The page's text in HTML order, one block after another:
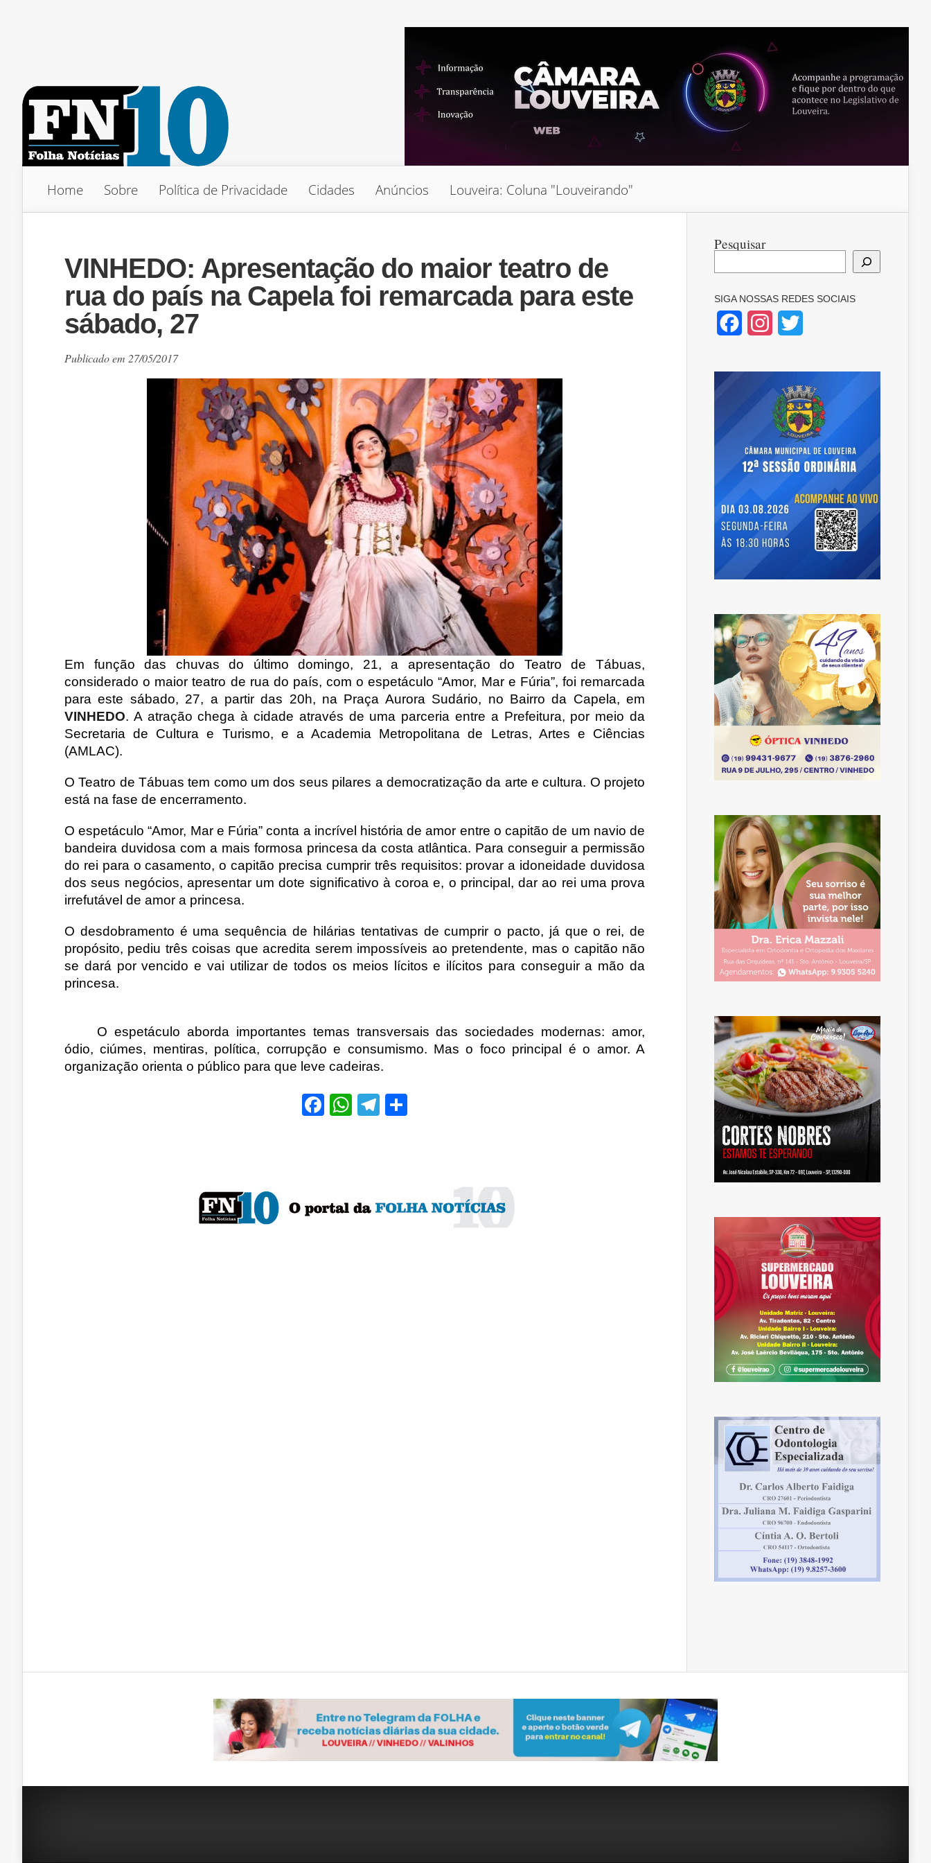
Home Sobre Política de Privacidade Cidades Anúncios Louveira: Coluna "Louveirando"
VINHEDO: Apresentação do maior teatro de
rua do país na Capela foi remarcada para este
sábado, 27
Publicado em 27/05/2017
Em função das chuvas do último domingo, 21, a apresentação do Teatro de Tábuas,
considerado o maior teatro de rua do país, com o espetáculo “Amor, Mar e Fúria”, foi remarcada
para este sábado, 27, a partir das 20h, na Praça Aurora Sudário, no Bairro da Capela, em
VINHEDO. A atração chega à cidade através de uma parceria entre a Prefeitura, por meio da
Secretaria de Cultura e Turismo, e a Academia Metropolitana de Letras, Artes e Ciências
(AMLAC).
O Teatro de Tábuas tem como um dos seus pilares a democratização da arte e cultura. O projeto
está na fase de encerramento.
O espetáculo “Amor, Mar e Fúria” conta a incrível história de amor entre o capitão de um navio de
bandeira duvidosa com a mais formosa princesa da costa atlântica. Para conseguir a permissão
do rei para o casamento, o capitão precisa cumprir três requisitos: provar a idoneidade duvidosa
dos seus negócios, apresentar um dote significativo à coroa e, o principal, dar ao rei uma prova
irrefutável de amor a princesa.
O desdobramento é uma sequência de hilárias tentativas de cumprir o pacto, já que o rei, de
propósito, pediu três coisas que acredita serem impossíveis ao pretendente, mas o capitão não
se dará por vencido e vai utilizar de todos os meios lícitos e ilícitos para conseguir a mão da
princesa.
O espetáculo aborda importantes temas transversais das sociedades modernas: amor,
ódio, ciúmes, mentiras, política, corrupção e consumismo. Mas o foco principal é o amor. A
organização orienta o público para que leve cadeiras.
Facebook
WhatsApp
Telegram
Pesquisar
SIGA NOSSAS REDES SOCIAIS
FacebookInstagram